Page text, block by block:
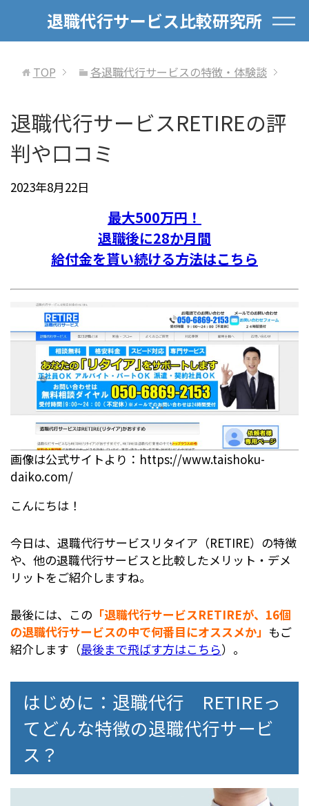
退職代行サービス比較研究所
TOP 各退職代行サービスの特徴・体験談
退職代行サービスRETIREの評
判や口コミ
2023年8月22日
最大500万円！
退職後に28か月間
給付金を貰い続ける方法はこちら
画像は公式サイトより：https://www.taishoku-
daiko.com/
こんにちは！
今日は、退職代行サービスリタイア（RETIRE）の特徴
や、他の退職代行サービスと比較したメリット・デメ
リットをご紹介しますね。
最後には、この 「退職代行サービスRETIREが、16個
の退職代行サービスの中で何番目にオススメか」 もご
紹介します（最後まで飛ばす方はこちら）。
はじめに：退職代行 RETIREっ
てどんな特徴の退職代行サービ
ス？